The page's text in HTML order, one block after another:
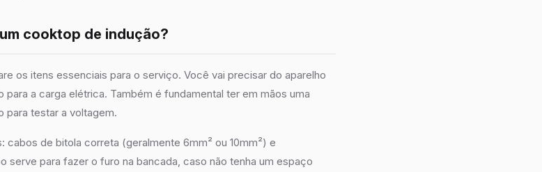
cooktop de indução?
os itens essenciais para o serviço. Você vai precisar do aparelho
a carga elétrica. Também é fundamental ter em mãos uma
para testar a voltagem.
de bitola correta (geralmente 6mm² ou 10mm²) e
para fazer o furo na bancada, caso não tenha um espaço